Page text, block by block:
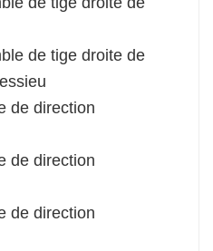
de tige droite de
de direction
de direction
de direction